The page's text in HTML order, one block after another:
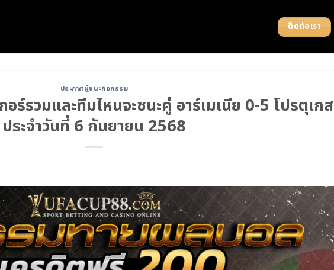
ติดต่อเรา
ประกาศผู้ชนะกิจกรรม
ร์รวมและทีมไหนจะชนะคู่ อาร์เมเนีย 0-5 โปรตุเกส
ประจำวันที่ 6 กันยายน 2568